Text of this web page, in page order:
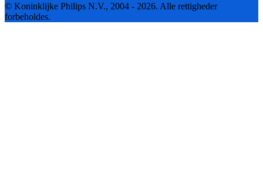
© Koninklijke Philips N.V., 2004 - 2026. Alle rettigheder
forbeholdes.